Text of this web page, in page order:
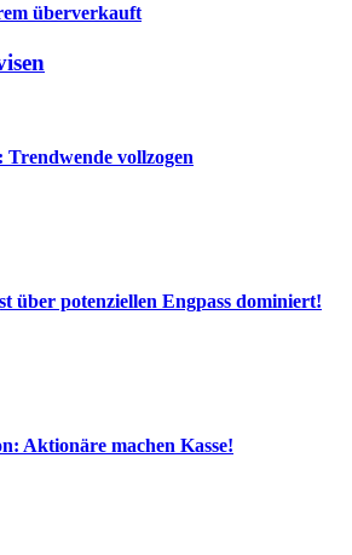
überverkauft
vollzogen
über potenziellen Engpass dominiert!
Aktionäre machen Kasse!